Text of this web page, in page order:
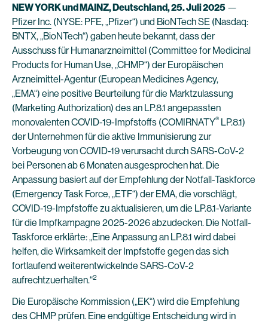
NEW YORK und MAINZ, Deutschland, 25. Juli2025 —
Pfizer Inc. (NYSE: PFE, „Pfizer“) und BioNTech SE (Nasdaq:
BNTX, „BioNTech“) gaben heute bekannt, dass der
Ausschuss für Humanarzneimittel (Committee for Medicinal
Products for Human Use, „CHMP“) der Europäischen
Arzneimittel-Agentur (European Medicines Agency,
„EMA“) eine positive Beurteilung für die Marktzulassung
(Marketing Authorization) des an LP.8.1 angepassten
monovalenten COVID-19-Impfstoffs (COMIRNATY® LP.8.1)
der Unternehmen für die aktive Immunisierung zur
Vorbeugung von COVID-19 verursacht durch SARS-CoV-2
bei Personen ab 6 Monaten ausgesprochen hat. Die
Anpassung basiert auf der Empfehlung der Notfall-Taskforce
(Emergency Task Force, „ETF“) der EMA, die vorschlägt,
COVID-19-Impfstoffe zu aktualisieren, um die LP.8.1-Variante
für die Impfkampagne 2025-2026 abzudecken. Die Notfall-
Taskforce erklärte: „Eine Anpassung an LP.8.1 wird dabei
helfen, die Wirksamkeit der Impfstoffe gegen das sich
fortlaufend weiterentwickelnde SARS-CoV-2
aufrechtzuerhalten.“2
Die Europäische Kommission („EK“) wird die Empfehlung
des CHMP prüfen. Eine endgültige Entscheidung wird in